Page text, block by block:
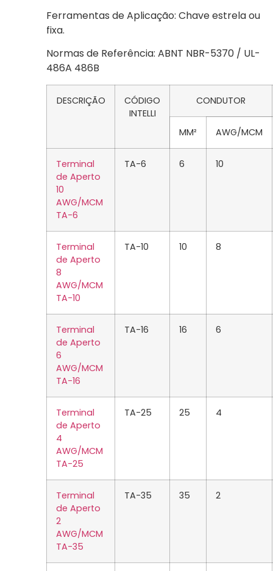
Ferramentas de Aplicação: Chave estrela ou
fixa.
Normas de Referência: ABNT NBR-5370 / UL-
486A 486B
DESCRIÇÃO
CÓDIGO
INTELLI
CONDUTOR
MM² AWG/MCM
Terminal
de Aperto
10
AWG/MCM
TA-6
TA-6 6 10
Terminal
de Aperto
8
AWG/MCM
TA-10
TA-10 10 8
Terminal
de Aperto
6
AWG/MCM
TA-16
TA-16 16 6
Terminal
de Aperto
4
AWG/MCM
TA-25
TA-25 25 4
Terminal
de Aperto
2
AWG/MCM
TA-35
TA-35 35 2